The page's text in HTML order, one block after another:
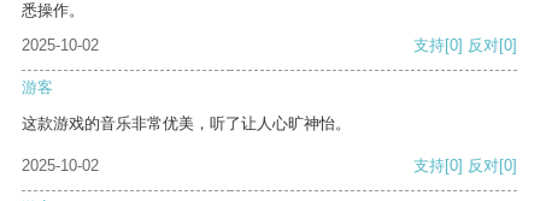
悉操作。
2025-10-02
支持[0] 反对[0]
游客
这款游戏的音乐非常优美，听了让人心旷神怡。
2025-10-02 支持[0] 反对[0]